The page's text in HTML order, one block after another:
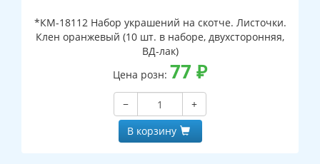
*КМ-18112 Набор украшений на скотче. Листочки.
Клен оранжевый (10 шт. в наборе, двухсторонняя,
ВД-лак)
Цена розн: 77 ₽
−
+
В корзину